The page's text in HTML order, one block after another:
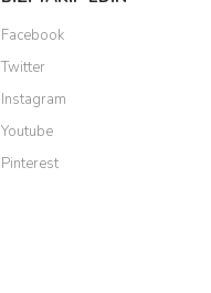
Facebook
Twitter
Instagram
Youtube
Pinterest